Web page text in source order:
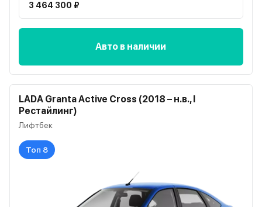
3 464 300 ₽
Авто в наличии
LADA Granta Active Cross (2018 – н.в., I
Рестайлинг)
Лифтбек
Топ 8